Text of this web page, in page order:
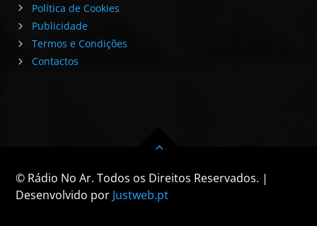
Política de Cookies
Publicidade
Termos e Condições
Contactos
© Rádio No Ar. Todos os Direitos Reservados. |
Desenvolvido por Justweb.pt